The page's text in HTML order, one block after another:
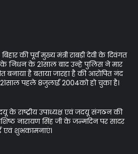
की पूर्व मुख्य मंत्री राबड़ी देवी के दिवंगत
के निधन के 21साल बाद उन्हे पुलिस ने मार
है बताया जारहा है की आरोपित नंद
21साल पहले 8जुलाई 2004को हो चुका है।
के राष्ट्रीय उपाध्यक्ष एवं जदयू संगठन की
नारायण सिंह जी के जन्मदिन पर सादर
एवं शुभकामनाएं।